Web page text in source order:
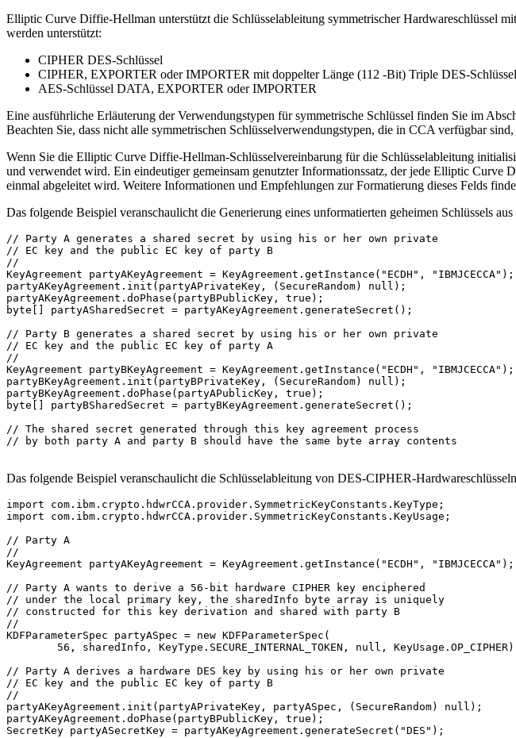
Elliptic Curve Diffie-Hellman unterstützt die Schlüsselableitung symmetrischer Hardwareschlüssel
werden unterstützt:
CIPHER DES-Schlüssel
CIPHER, EXPORTER oder IMPORTER mit doppelter Länge (112 -Bit) Triple DES-Schlüssel
AES-Schlüssel DATA, EXPORTER oder IMPORTER
Eine ausführliche Erläuterung der Verwendungstypen für symmetrische Schlüssel finden Sie im
Beachten Sie, dass nicht alle symmetrischen Schlüsselverwendungstypen, die in CCA verfügbar
Wenn Sie die Elliptic Curve Diffie-Hellman-Schlüsselvereinbarung für die Schlüsselableitung
und verwendet wird. Ein eindeutiger gemeinsam genutzter Informationssatz, der jede Elliptic Curve
einmal abgeleitet wird. Weitere Informationen und Empfehlungen zur Formatierung dieses Felds
Das folgende Beispiel veranschaulicht die Generierung eines unformatierten geheimen Schlüssels
// Party A generates a shared secret by using his or her own private
// EC key and the public EC key of party B
//
KeyAgreement partyAKeyAgreement = KeyAgreement.getInstance("ECDH", "IBMJCECCA");
partyAKeyAgreement.init(partyAPrivateKey, (SecureRandom) null);
partyAKeyAgreement.doPhase(partyBPublicKey, true);
byte[] partyASharedSecret = partyAKeyAgreement.generateSecret();
// Party B generates a shared secret by using his or her own private
// EC key and the public EC key of party A
//
KeyAgreement partyBKeyAgreement = KeyAgreement.getInstance("ECDH", "IBMJCECCA");
partyBKeyAgreement.init(partyBPrivateKey, (SecureRandom) null);
partyBKeyAgreement.doPhase(partyAPublicKey, true);
byte[] partyBSharedSecret = partyBKeyAgreement.generateSecret();
// The shared secret generated through this key agreement process
// by both party A and party B should have the same byte array contents
Das folgende Beispiel veranschaulicht die Schlüsselableitung von DES-CIPHER-
import com.ibm.crypto.hdwrCCA.provider.SymmetricKeyConstants.KeyType;
import com.ibm.crypto.hdwrCCA.provider.SymmetricKeyConstants.KeyUsage;
// Party A
//
KeyAgreement partyAKeyAgreement = KeyAgreement.getInstance("ECDH", "IBMJCECCA");
// Party A wants to derive a 56-bit hardware CIPHER key enciphered
// under the local primary key, the sharedInfo byte array is uniquely
// constructed for this key derivation and shared with party B
//
KDFParameterSpec partyASpec = new KDFParameterSpec(
56, sharedInfo, KeyType.SECURE_INTERNAL_TOKEN, null,
// Party A derives a hardware DES key by using his or her own private
// EC key and the public EC key of party B
//
partyAKeyAgreement.init(partyAPrivateKey, partyASpec, (SecureRandom) null);
partyAKeyAgreement.doPhase(partyBPublicKey, true);
SecretKey partyASecretKey = partyAKeyAgreement.generateSecret("DES");